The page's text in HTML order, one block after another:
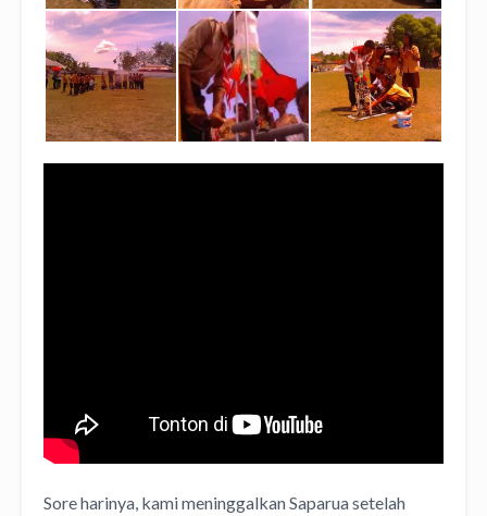
Sore harinya, kami meninggalkan Saparua setelah